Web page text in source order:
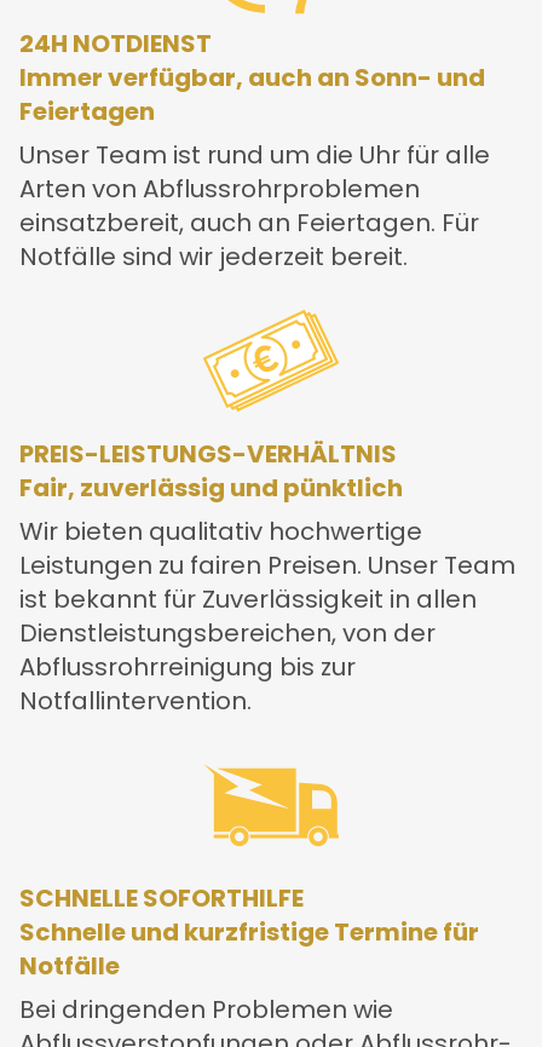
24H NOTDIENST
Immer verfügbar, auch an Sonn- und
Feiertagen
Unser Team ist rund um die Uhr für alle
Arten von Abflussrohrproblemen
einsatzbereit, auch an Feiertagen. Für
Notfälle sind wir jederzeit bereit.
PREIS-LEISTUNGS-VERHÄLTNIS
Fair, zuverlässig und pünktlich
Wir bieten qualitativ hochwertige
Leistungen zu fairen Preisen. Unser Team
ist bekannt für Zuverlässigkeit in allen
Dienstleistungsbereichen, von der
Abflussrohrreinigung bis zur
Notfallintervention.
SCHNELLE SOFORTHILFE
Schnelle und kurzfristige Termine für
Notfälle
Bei dringenden Problemen wie